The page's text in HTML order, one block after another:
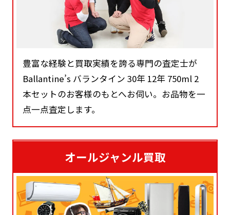
豊富な経験と買取実績を誇る専門の査定士が
Ballantine’s バランタイン 30年 12年 750ml 2
本セットのお客様のもとへお伺い。お品物を一
点一点査定します。
オールジャンル買取